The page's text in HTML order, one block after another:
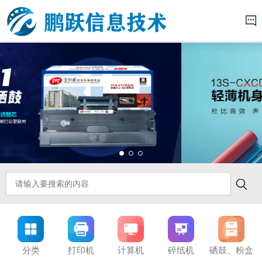
分类 打印机 计算机 碎纸机 硒鼓、粉盒